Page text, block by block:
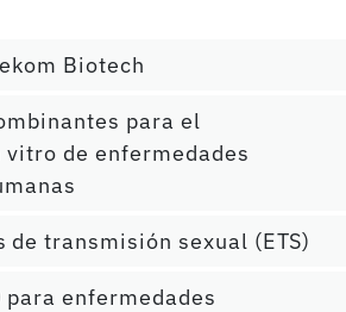
Biotech
para el
de enfermedades
de transmisión sexual (ETS)
para enfermedades